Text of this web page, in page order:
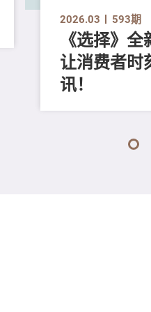
2026.03 593期
《选择》
让消费者时
讯！
1